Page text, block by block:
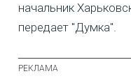
начальник
передает "Думка".